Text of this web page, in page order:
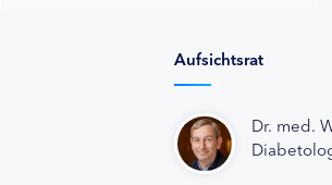
Aufsichtsrat
Dr. med.